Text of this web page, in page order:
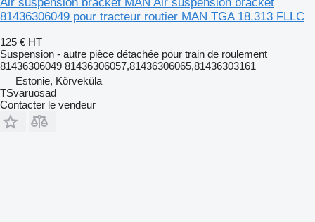
81436306049 pour tracteur routier MAN TGA 18.313 FLLC
125 € HT
Suspension - autre pièce détachée pour train de roulement
81436306049 81436306057,81436306065,81436303161
Estonie, Kõrveküla
TSvaruosad
Contacter le vendeur